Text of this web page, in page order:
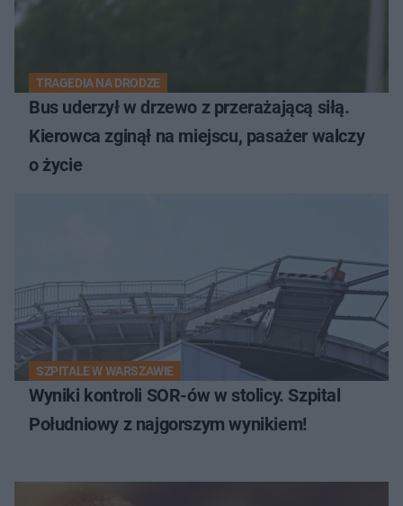
TRAGEDIA NA DRODZE
Bus uderzył w drzewo z przerażającą siłą.
Kierowca zginął na miejscu, pasażer walczy
o życie
SZPITALE W WARSZAWIE
Wyniki kontroli SOR-ów w stolicy. Szpital
Południowy z najgorszym wynikiem!